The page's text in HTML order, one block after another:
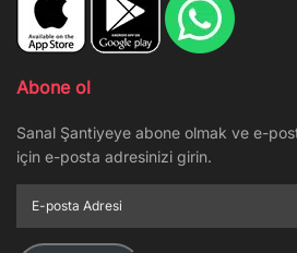
Abone ol
Sanal Şantiyeye abone olmak ve e-
için e-posta adresinizi girin.
posta
Adresi